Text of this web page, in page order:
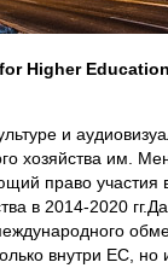
Higher
и
хозяйства им.
право участия
в 2014-2020
внутри ЕС, но